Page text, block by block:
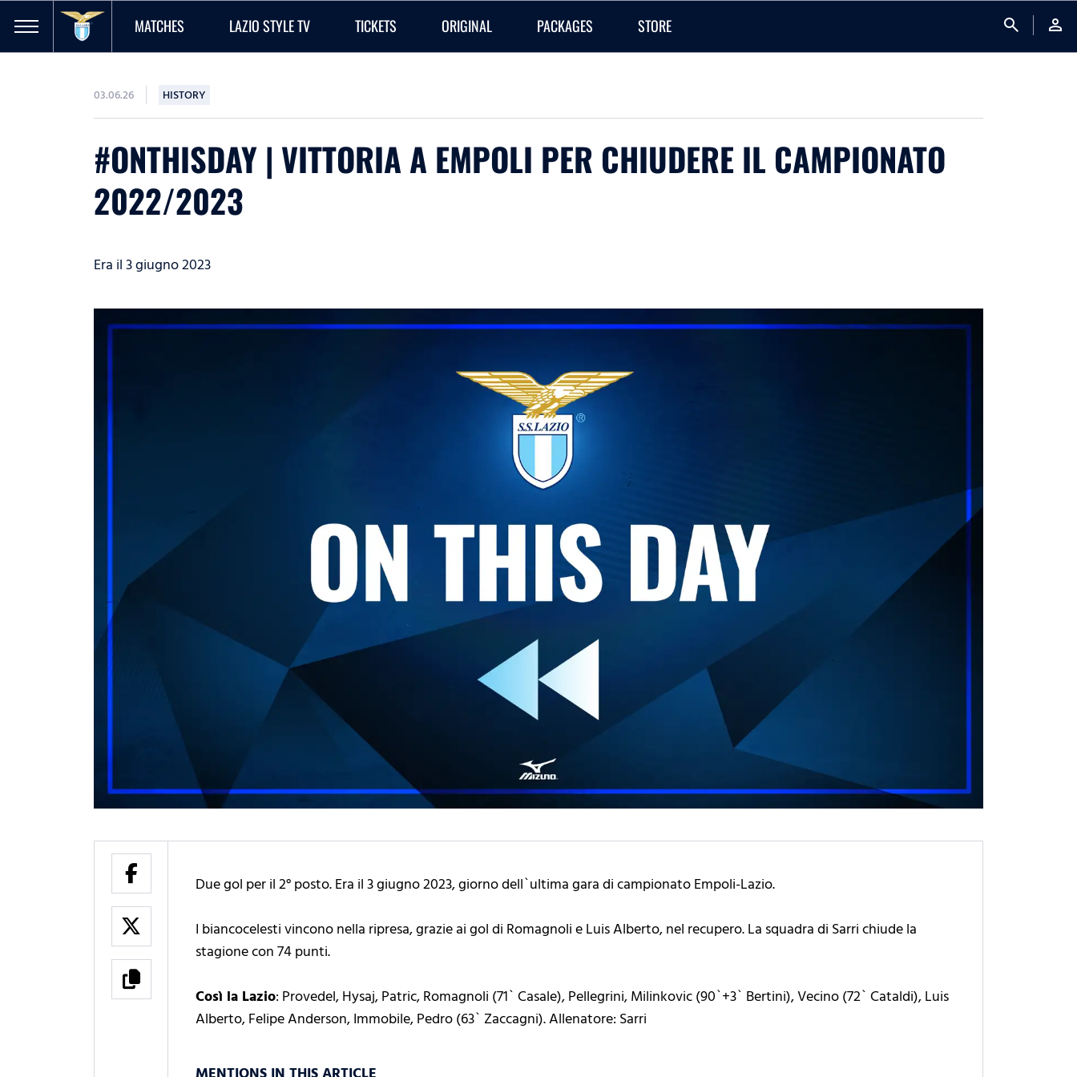
MATCHES LAZIO STYLE TV TICKETS ORIGINAL PACKAGES STORE search person
03.06.26 HISTORY
#ONTHISDAY | VITTORIA A EMPOLI PER CHIUDERE IL CAMPIONATO
2022/2023
Era il 3 giugno 2023
Due gol per il 2° posto. Era il 3 giugno 2023, giorno dell`ultima gara di campionato Empoli-Lazio.
I biancocelesti vincono nella ripresa, grazie ai gol di Romagnoli e Luis Alberto, nel recupero. La squadra di Sarri chiude la
stagione con 74 punti.
Così la Lazio: Provedel, Hysaj, Patric, Romagnoli (71` Casale), Pellegrini, Milinkovic (90`+3` Bertini), Vecino (72` Cataldi), Luis
Alberto, Felipe Anderson, Immobile, Pedro (63` Zaccagni). Allenatore: Sarri